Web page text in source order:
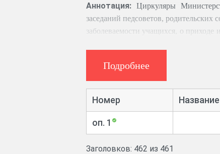
Аннотация: Циркуляры
заседаний педсоветов,
заболеваемости учащихся, о
Подробнее
Номер
оп. 1
Заголовков: 462 из 461